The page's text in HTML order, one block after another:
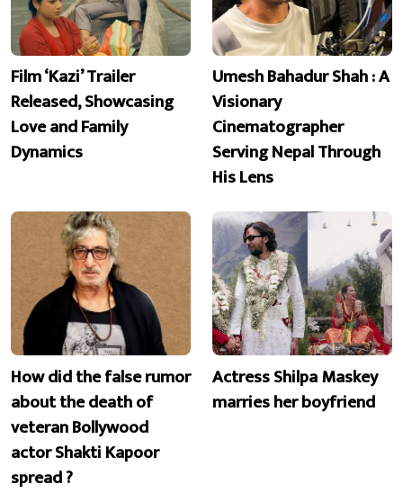
Film ‘Kazi’ Trailer
Released, Showcasing
Love and Family
Dynamics
Umesh Bahadur Shah : A
Visionary
Cinematographer
Serving Nepal Through
His Lens
How did the false rumor
about the death of
veteran Bollywood
actor Shakti Kapoor
spread ?
Actress Shilpa Maskey
marries her boyfriend